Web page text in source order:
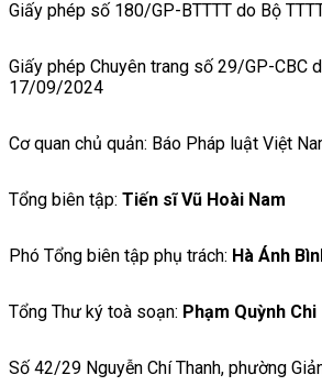
Giấy phép số 180/GP-BTTTT do Bộ
Giấy phép Chuyên trang số 29/GP-CBC
17/09/2024
Cơ quan chủ quản: Báo Pháp luật Việt
Tổng biên tập: Tiến sĩ Vũ Hoài Nam
Phó Tổng biên tập phụ trách: Hà Ánh
Tổng Thư ký toà soạn: Phạm Quỳnh Chi
Số 42/29 Nguyễn Chí Thanh, phường